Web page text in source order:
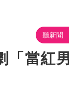
聽新聞
「當紅